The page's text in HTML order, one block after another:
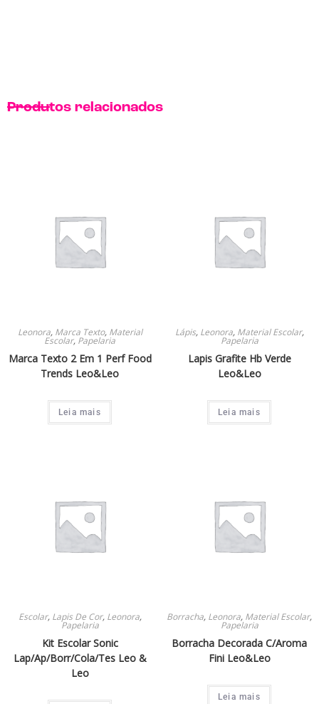
Produtos relacionados
Leonora, Marca Texto, Material
Escolar, Papelaria
Marca Texto 2 Em 1 Perf Food
Trends Leo&Leo
Leia mais
Lápis, Leonora, Material Escolar,
Papelaria
Lapis Grafite Hb Verde
Leo&Leo
Leia mais
Escolar, Lapis De Cor, Leonora,
Papelaria
Kit Escolar Sonic
Lap/Ap/Borr/Cola/Tes Leo &
Leo
Borracha, Leonora, Material Escolar,
Papelaria
Borracha Decorada C/Aroma
Fini Leo&Leo
Leia mais